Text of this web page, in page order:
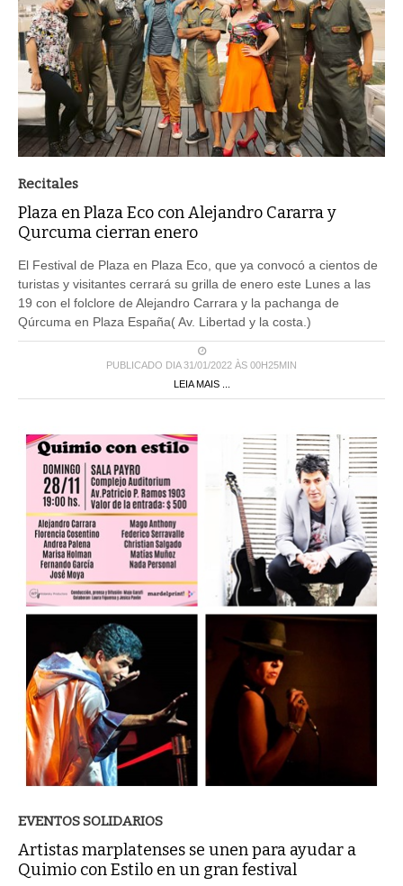
Recitales
Plaza en Plaza Eco con Alejandro Cararra y
Qurcuma cierran enero
El Festival de Plaza en Plaza Eco, que ya convocó a cientos de
turistas y visitantes cerrará su grilla de enero este Lunes a las
19 con el folclore de Alejandro Carrara y la pachanga de
Qúrcuma en Plaza España( Av. Libertad y la costa.)
PUBLICADO DIA 31/01/2022 ÀS 00H25MIN
LEIA MAIS ...
EVENTOS SOLIDARIOS
Artistas marplatenses se unen para ayudar a
Quimio con Estilo en un gran festival